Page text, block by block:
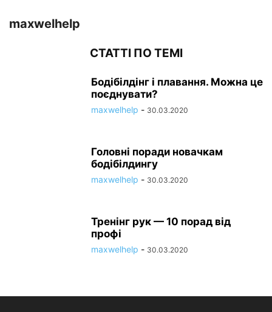
maxwelhelp
СТАТТІ ПО ТЕМІ
Бодібілдінг і плавання. Можна це
поєднувати?
maxwelhelp - 30.03.2020
Головні поради новачкам
бодібілдингу
maxwelhelp - 30.03.2020
Тренінг рук — 10 порад від
профі
maxwelhelp - 30.03.2020